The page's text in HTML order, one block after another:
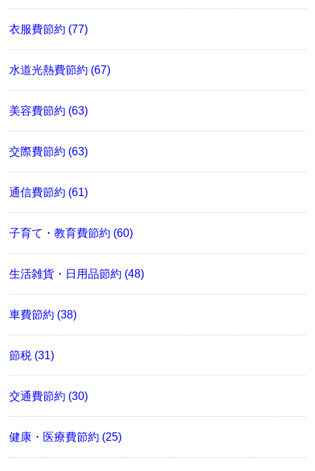
衣服費節約 (77)
水道光熱費節約 (67)
美容費節約 (63)
交際費節約 (63)
通信費節約 (61)
子育て・教育費節約 (60)
生活雑貨・日用品節約 (48)
車費節約 (38)
節税 (31)
交通費節約 (30)
健康・医療費節約 (25)